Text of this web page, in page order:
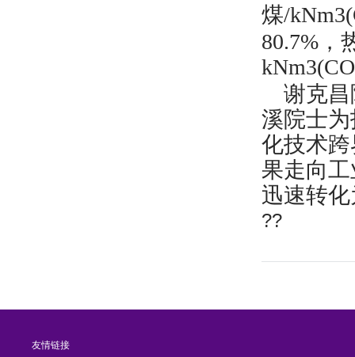
煤/
80.7% ，
谢克昌
溪院士
化技术
果走向
迅速转
??
友情链接